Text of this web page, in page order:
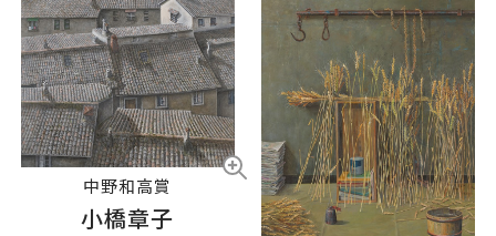
中野和高賞
小橋章子